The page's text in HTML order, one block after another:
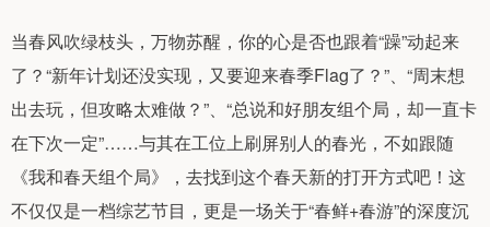
当春风吹绿枝头，万物苏醒，你的心是否也跟着“躁”动起来
了？“新年计划还没实现，又要迎来春季Flag了？”、“周末想
出去玩，但攻略太难做？”、“总说和好朋友组个局，却一直卡
在下次一定”……与其在工位上刷屏别人的春光，不如跟随
《我和春天组个局》，去找到这个春天新的打开方式吧！这
不仅仅是一档综艺节目，更是一场关于“春鲜+春游”的深度沉